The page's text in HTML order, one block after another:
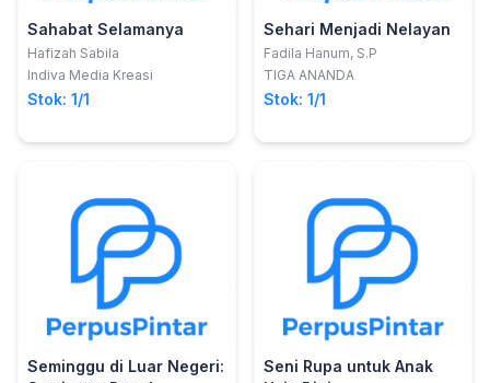
Sahabat Selamanya
Hafizah Sabila
Indiva Media Kreasi
Stok: 1/1
Sehari Menjadi Nelayan
Fadila Hanum, S.P
TIGA ANANDA
Stok: 1/1
Seminggu di Luar Negeri:
Seni Rupa untuk Anak